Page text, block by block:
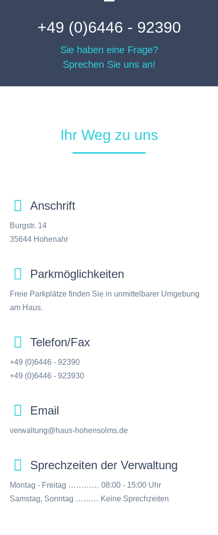
+49 (0)6446 - 92390
Sie haben eine Frage?
Sprechen Sie uns an!
Ihr Weg zu uns
Anschrift
Burgstr. 14
35644 Hohenahr
Parkmöglichkeiten
Freie Parkplätze finden Sie in unmittelbarer Umgebung
am Haus.
Telefon/Fax
+49 (0)6446 - 92390
+49 (0)6446 - 923930
Email
verwaltung@haus-hohensolms.de
Sprechzeiten der Verwaltung
Montag - Freitag ………… 08:00 - 15:00 Uhr
Samstag, Sonntag ……… Keine Sprechzeiten